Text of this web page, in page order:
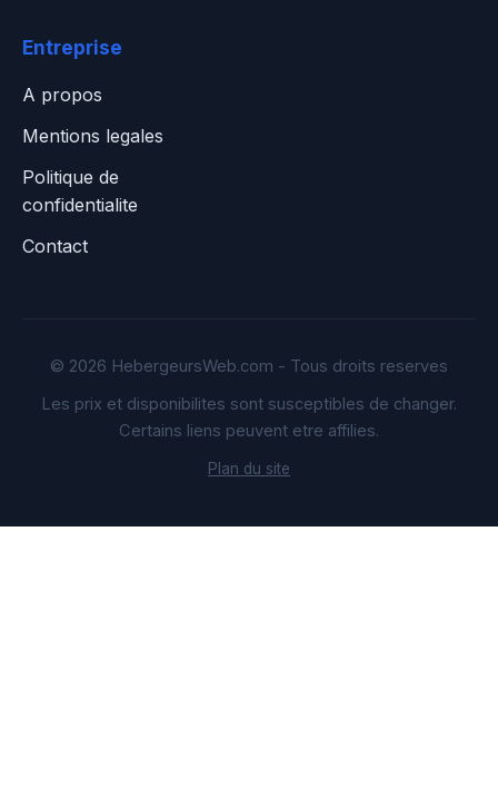
Entreprise
A propos
Mentions legales
Politique de
confidentialite
Contact
© 2026 HebergeursWeb.com - Tous droits reserves
Les prix et disponibilites sont susceptibles de changer.
Certains liens peuvent etre affilies.
Plan du site